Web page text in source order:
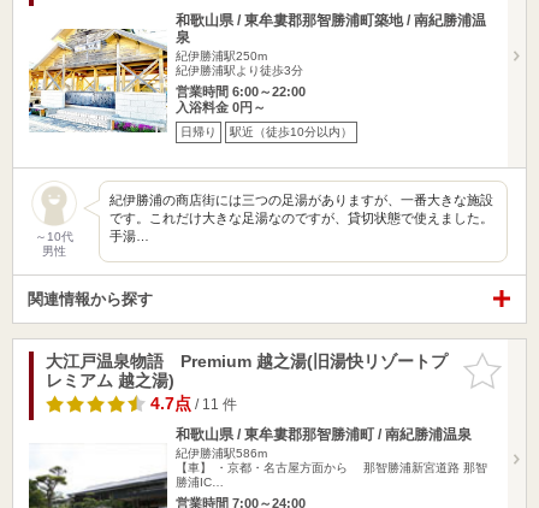
和歌山県 / 東牟婁郡那智勝浦町築地 / 南紀勝浦温
泉
紀伊勝浦駅250m
紀伊勝浦駅より徒歩3分
営業時間 6:00～22:00
入浴料金 0円～
日帰り 駅近（徒歩10分以内）
～10代
男性
紀伊勝浦の商店街には三つの足湯がありますが、一番大きな施設
です。これだけ大きな足湯なのですが、貸切状態で使えました。
手湯…
関連情報から探す
お気に入
りに追加
大江戸温泉物語 Premium 越之湯(旧湯快リゾートプ
レミアム 越之湯)
4.7点/ 11 件
和歌山県 / 東牟婁郡那智勝浦町 / 南紀勝浦温泉
紀伊勝浦駅586m
【車】 ・京都・名古屋方面から 那智勝浦新宮道路 那智
勝浦IC…
営業時間 7:00～24:00